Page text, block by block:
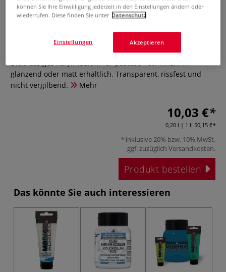
MAIMERI ACRILICO Medium Extra
dickflüssig, 200 ml
0 Bewertungen
Dickflüssiges Acrylmedium für pastose Techniken. In
glänzend oder matt erhältlich. Transparent, rissfest und
nicht vergilbend.
Mehr
10,03 €
0,20 l | 1 l: 50,15 €
inklusive 20% bzw. 10% MwSt,
ggf. zuzüglich Versandkosten.
Produkt bestellen
Das könnte Sie auch interessieren
können Sie Ihre Einwilligung jederzeit in den Einstellungen ändern oder
wiederrufen. Diese finden Sie unter Datenschutz
Akzeptieren
Einstellungen